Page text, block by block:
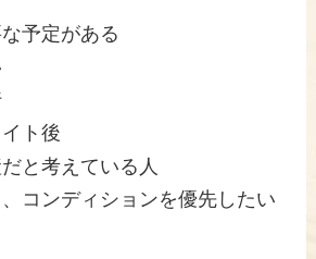
予定がある
ト後
と考えている人
コンディションを優先したい